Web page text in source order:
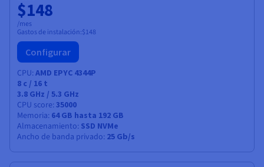
$148
/mes
Gastos de instalación:$148
Configurar
CPU AMD EPYC 4344P
8 c / 16 t
3.8 GHz / 5.3 GHz
CPU score 35000
Memoria 64 GB hasta 192 GB
Almacenamiento SSD NVMe
Ancho de banda privado 25 Gb/s